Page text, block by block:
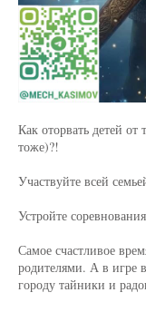
Как оторвать детей
тоже)?!
Участвуйте всей
Устройте
Самое счастливое
родителями. А в игре
городу тайники и